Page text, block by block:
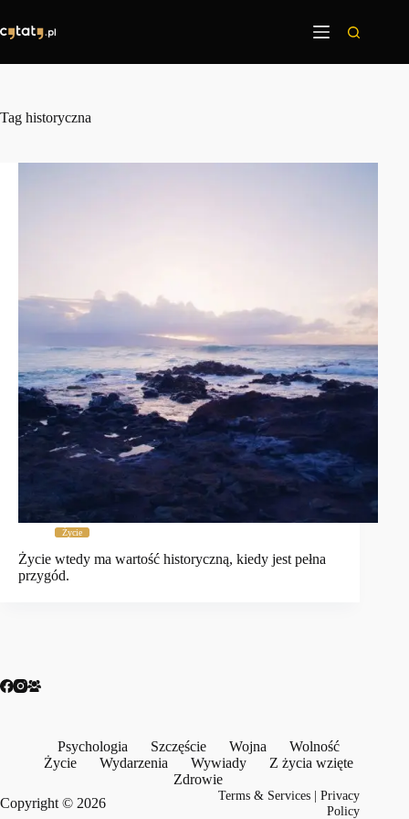
treści
Tag historyczna
Życie
Życie wtedy ma wartość historyczną, kiedy jest pełna
przygód.
Psychologia Szczęście Wojna
Wolność
Życie
Wydarzenia Wywiady
Z życia wzięte
Zdrowie
Copyright © 2026
Terms & Services |Privacy
Policy